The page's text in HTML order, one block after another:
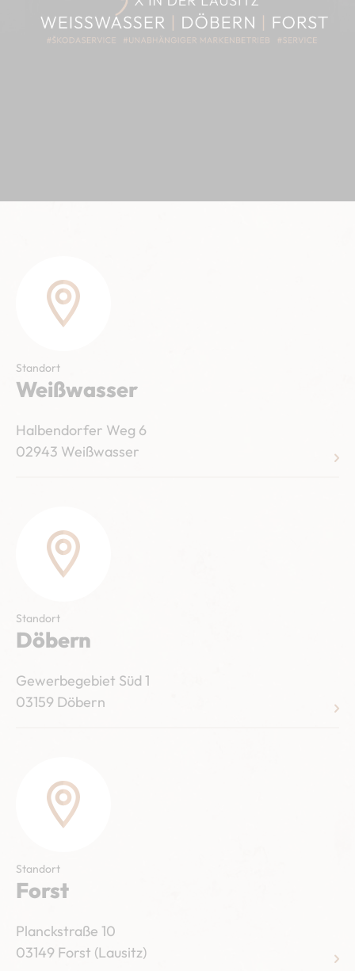
Standort
Weißwasser
Halbendorfer Weg 6
02943 Weißwasser
Standort
Döbern
Gewerbegebiet Süd 1
03159 Döbern
Standort
Forst
Planckstraße 10
03149 Forst (Lausitz)